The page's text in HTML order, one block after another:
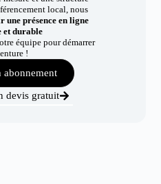
local, nous
une présence en ligne
et durable
équipe pour démarrer
!
abonnement
devis gratuit